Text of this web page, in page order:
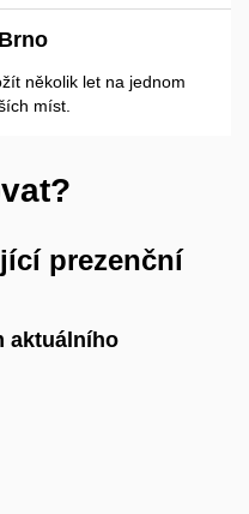
několik let na jednom
míst.
prezenční
aktuálního